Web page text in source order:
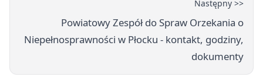
Następny >>
Powiatowy Zespół do Spraw Orzekania o
Niepełnosprawności w Płocku - kontakt, godziny,
dokumenty